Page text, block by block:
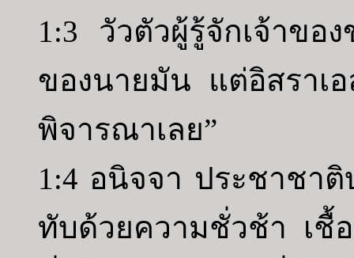
1:3 วัวตัวผู้รู้จักเจ้าขอ
ของนายมัน แต่อิสราเ
พิจารณาเลย”
1:4 อนิจจา ประชาชา
ทับด้วยความชั่วช้า เชื้